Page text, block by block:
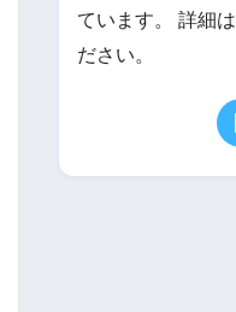
ています。 詳細は
ださい。